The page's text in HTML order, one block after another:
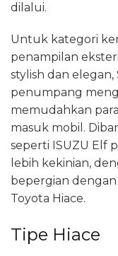
dilalui.
Untuk kategori
penampilan
stylish dan
penumpang
memudahkan
masuk mobil.
seperti ISUZU Elf
lebih kekinian,
bepergian
Toyota Hiace.
Tipe Hiace